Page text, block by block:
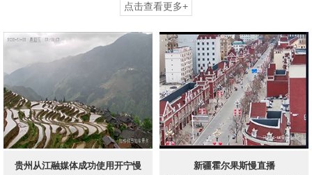
点击查看更多+
贵州从江融媒体成功使用开宁慢
新疆霍尔果斯慢直播